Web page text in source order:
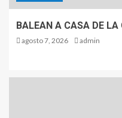
BALEAN A CASA DE LA
agosto 7, 2026 admin